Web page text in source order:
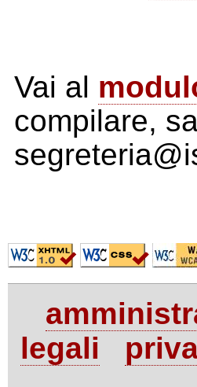
Vai al
compilare,
legali